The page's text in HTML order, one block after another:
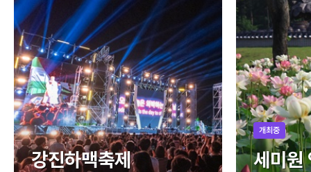
강진하맥축제
개최중
세미원